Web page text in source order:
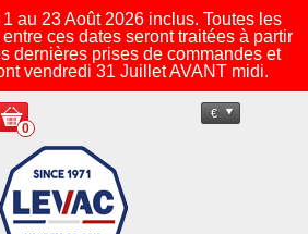
au 23 Août 2026 inclus. Toutes les
ces dates seront traitées à partir
dernières prises de commandes et
vendredi 31 Juillet AVANT midi.
€
0